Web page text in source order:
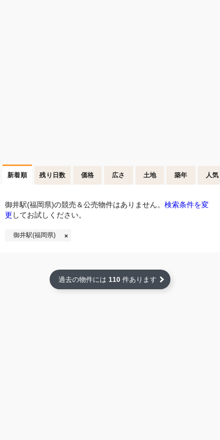
新着順 残り日数 価格 広さ 土地 築年 人気
御井駅(福岡県)の競売＆公売物件はありません。 検索条件を変
更 してお試しください。
御井駅(福岡県)
過去の物件には 110 件あります